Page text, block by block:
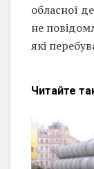
обласної
не
які
Читайте